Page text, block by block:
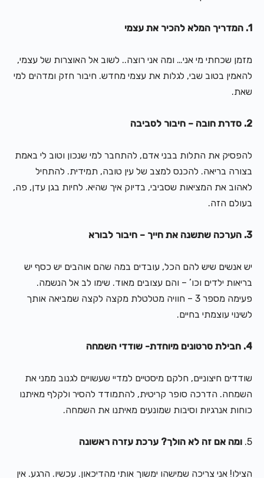
1. המדריך המלא להכיר את עצמי
מזמן שכחתי מי אני… ומה אני רוצה.. לשוב אל האוצרות של עצמי,
להאמין בטוב שבי, לגלות את עצמי מחדש. חיבור חזק ומדהים למי
שאת.
2. סדרת חובה – חיבור לסביבה
להפסיק את התלות בבני אדם, להתחבר למי שנכון וטוב לי באמת
בצורה בריאה. להכנס למצב של עין טובה, תמידית. להתחיל
לאהוב את המציאות שסביבי, בדיוק איך שהיא. לחיות בגן עדן, פה,
בעולם הזה.
3. הערכה שתשנה את חייך – חיבור לבורא
יש אנשים שיש להם הכל, עובדים במה שהם אוהבים יש כסף יש
בריאות ילדים וכו’ – והם עצובים מאוד. שימו לב אל הנשמה.
פעימה מספר 3 – חוויה מטלטלת מקצה לקצה שמביאה אותך
לשינוי עוצמתי בחיים.
4. חבילת סרטונים מיוחדת- שודדי השמחה
שודדים חיצוניים, חלקם מיסטיים למדיי שעשויים לגנוב ממני את
השמחה. הדרכה סופר קריטית, להתמודד להסיר ולקלף מאיתנו
כוחות אנרגיות וסיבות שמונעים מאיתנו את השמחה.
5. ומה אם זה לא הולך? ערכת עזרה ראשונה
הצילו! אני צריכה שמישהו ימשוך אותי מהדיכאון. עכשיו. הרגע. אין